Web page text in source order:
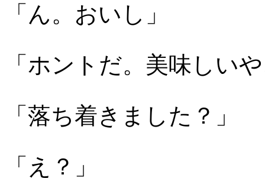
「ん。おいし」
「ホントだ。美味しい
「落ち着きました？」
「え？」